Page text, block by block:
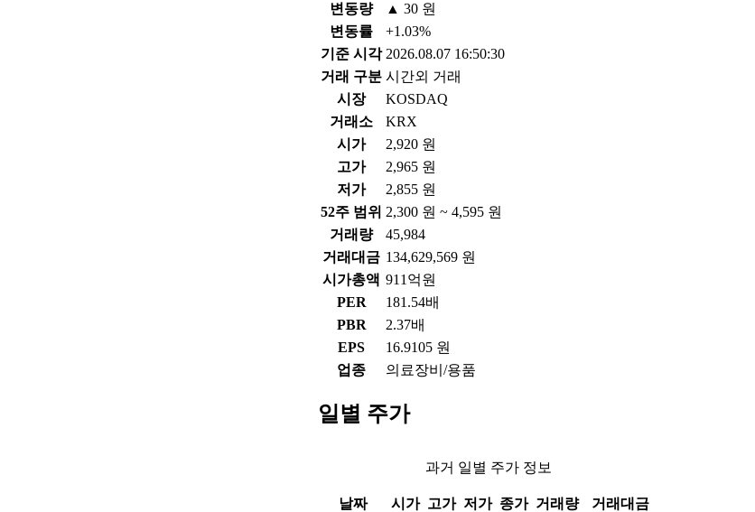
변동량
▲ 30 원
변동률
+1.03%
기준 시각 2026.08.07 16:50:30
거래 구분 시간외 거래
시장
KOSDAQ
거래소
KRX
시가
2,920 원
고가
2,965 원
저가
2,855 원
52주 범위 2,300 원 ~ 4,595 원
거래량
45,984
거래대금 134,629,569 원
시가총액 911억원
PER
181.54배
PBR
2.37배
EPS
16.9105 원
업종
의료장비/용품
일별 주가
과거 일별 주가 정보
날짜 시가 고가 저가 종가 거래량
거래대금